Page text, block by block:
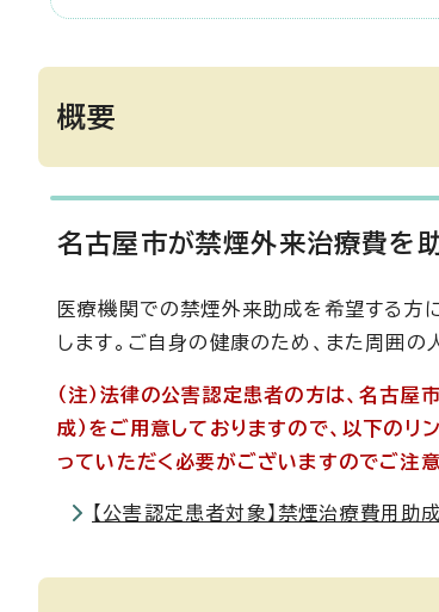
概要
名古屋市が禁煙外来治療費を助
医療機関での禁煙外来助成を希望する方
します。ご自身の健康のため、また周囲
（注）法律の公害認定患者の方は、名古
成）をご用意しておりますので、以下の
っていただく必要がございますのでご注意
【公害認定患者対象】禁煙治療費用助